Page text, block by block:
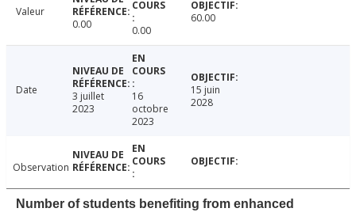
Valeur
0.00
0.00
60.00
Date
3 juillet
2023
16
octobre
2023
15 juin
2028
Observation
Number of students benefiting from enhanced